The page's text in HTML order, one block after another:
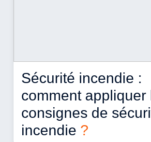
Sécurité incendie :
comment appliquer
consignes de
incendie ?